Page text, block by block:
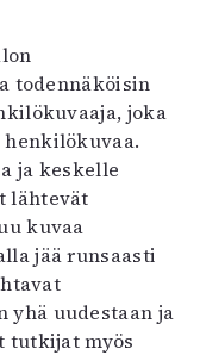
todennäköisin
joka
ja keskelle
lähtevät
kuvaa
jää runsaasti
yhä uudestaan ja
tutkijat myös